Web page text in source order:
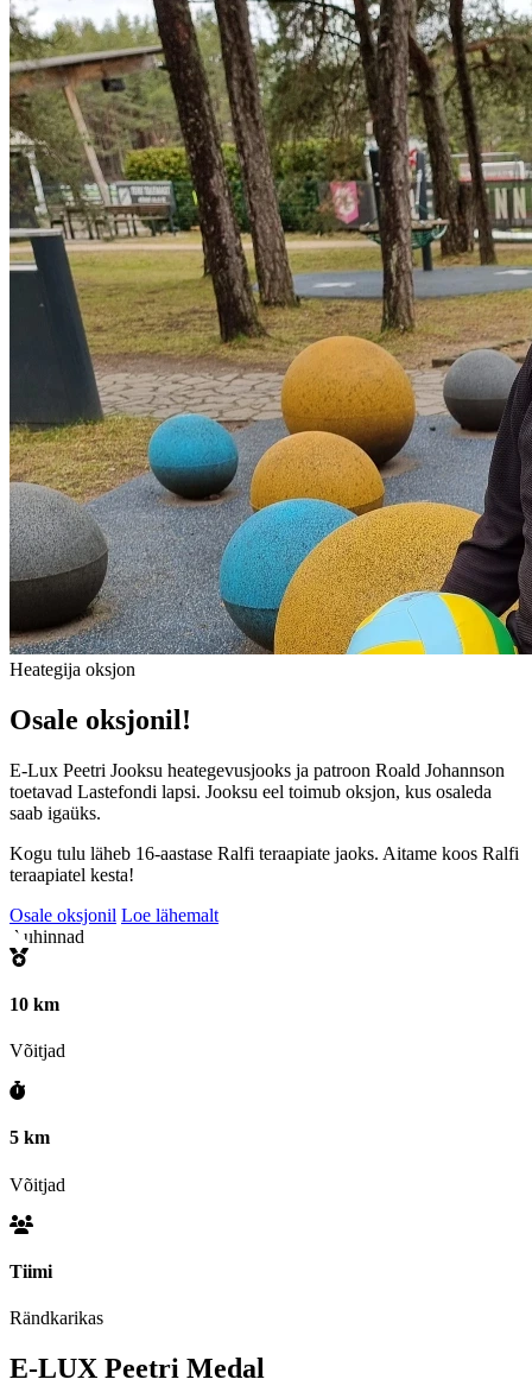
Heategija oksjon
Osale oksjonil!
E-Lux Peetri Jooksu heategevusjooks ja patroon Roald Johannson
toetavad Lastefondi lapsi. Jooksu eel toimub oksjon, kus osaleda
saab igaüks.
Kogu tulu läheb 16-aastase Ralfi teraapiate jaoks. Aitame koos Ralfi
teraapiatel kesta!
Osale oksjonil Loe lähemalt
Auhinnad
10 km
Võitjad
5 km
Võitjad
Tiimi
Rändkarikas
E-LUX Peetri Medal